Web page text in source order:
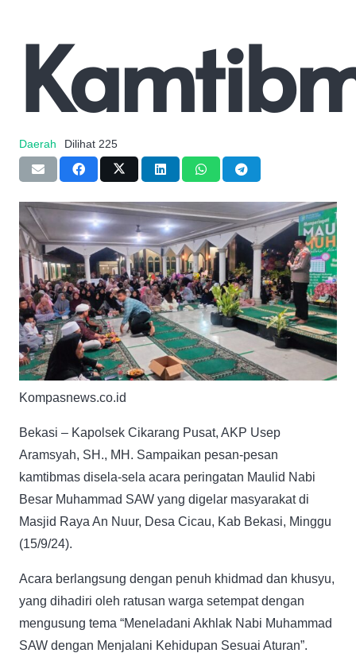
Daerah Dilihat 225
Kompasnews.co.id
Bekasi – Kapolsek Cikarang Pusat, AKP Usep
Aramsyah, SH., MH. Sampaikan pesan-pesan
kamtibmas disela-sela acara peringatan Maulid Nabi
Besar Muhammad SAW yang digelar masyarakat di
Masjid Raya An Nuur, Desa Cicau, Kab Bekasi, Minggu
(15/9/24).
Acara berlangsung dengan penuh khidmad dan khusyu,
yang dihadiri oleh ratusan warga setempat dengan
mengusung tema “Meneladani Akhlak Nabi Muhammad
SAW dengan Menjalani Kehidupan Sesuai Aturan”.